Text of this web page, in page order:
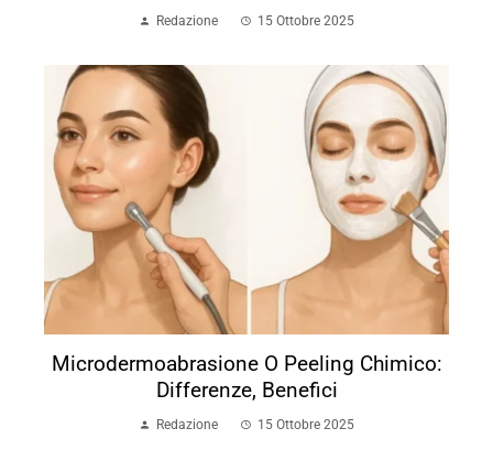
Redazione 15 Ottobre 2025
Microdermoabrasione O Peeling Chimico:
Differenze, Benefici
Redazione 15 Ottobre 2025